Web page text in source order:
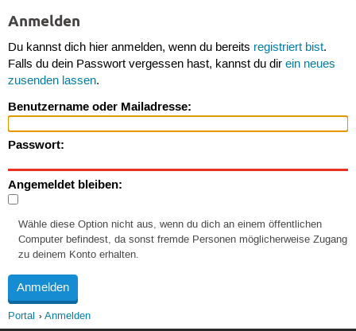
Anmelden
Du kannst dich hier anmelden, wenn du bereits registriert bist.
Falls du dein Passwort vergessen hast, kannst du dir ein neues
zusenden lassen.
Benutzername oder Mailadresse:
Passwort:
Angemeldet bleiben:
Wähle diese Option nicht aus, wenn du dich an einem öffentlichen
Computer befindest, da sonst fremde Personen möglicherweise Zugang
zu deinem Konto erhalten.
Portal Anmelden